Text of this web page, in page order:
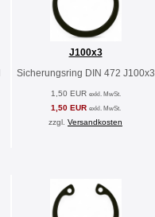
J100x3
Sicherungsring DIN 472 J100x3
1,50 EUR exkl. MwSt.
1,50 EUR exkl. MwSt.
zzgl. Versandkosten